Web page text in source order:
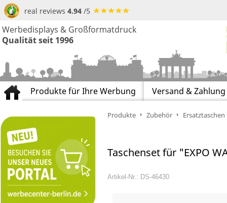
real reviews 4.94 /5
Werbedisplays & Großformatdruck
Qualität seit 1996
Produkte für Ihre Werbung Versand & Zahlung
Produkte Zubehör
Taschenset für "EXPO
Artikel-Nr.: DS-46430